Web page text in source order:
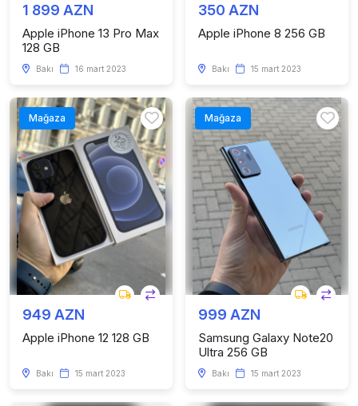
1 899 AZN
Apple iPhone 13 Pro Max
128 GB
Bakı 16 mart 2023
350 AZN
Apple iPhone 8 256 GB
Bakı 15 mart 2023
Mağaza
949 AZN
Apple iPhone 12 128 GB
Bakı 15 mart 2023
Mağaza
999 AZN
Samsung Galaxy Note20
Ultra 256 GB
Bakı 15 mart 2023